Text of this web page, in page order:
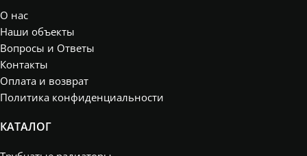
О нас
Наши объекты
Вопросы и Ответы
Контакты
Оплата и возврат
Политика конфиденциальности
КАТАЛОГ